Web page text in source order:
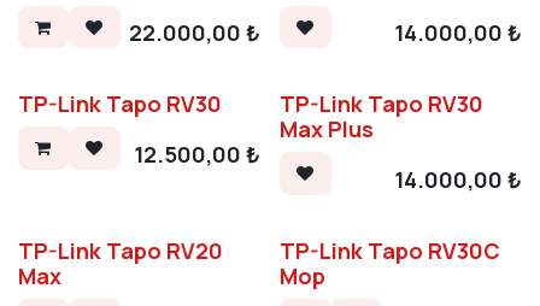
22.000,00 ₺
14.000,00 ₺
TP-Link Tapo RV30
12.500,00 ₺
TP-Link Tapo RV30
Max Plus
14.000,00 ₺
TP-Link Tapo RV20
Max
TP-Link Tapo RV30C
Mop